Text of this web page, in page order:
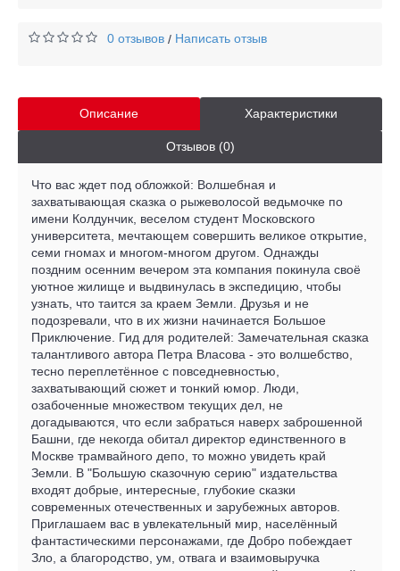
0 отзывов / Написать отзыв
Описание Характеристики
Отзывов (0)
Что вас ждет под обложкой: Волшебная и
захватывающая сказка о рыжеволосой ведьмочке по
имени Колдунчик, веселом студент Московского
университета, мечтающем совершить великое открытие,
семи гномах и многом-многом другом. Однажды
поздним осенним вечером эта компания покинула своё
уютное жилище и выдвинулась в экспедицию, чтобы
узнать, что таится за краем Земли. Друзья и не
подозревали, что в их жизни начинается Большое
Приключение. Гид для родителей: Замечательная сказка
талантливого автора Петра Власова - это волшебство,
тесно переплетённое с повседневностью,
захватывающий сюжет и тонкий юмор. Люди,
озабоченные множеством текущих дел, не
догадываются, что если забраться наверх заброшенной
Башни, где некогда обитал директор единственного в
Москве трамвайного депо, то можно увидеть край
Земли. В "Большую сказочную серию" издательства
входят добрые, интересные, глубокие сказки
современных отечественных и зарубежных авторов.
Приглашаем вас в увлекательный мир, населённый
фантастическими персонажами, где Добро побеждает
Зло, а благородство, ум, отвага и взаимовыручка